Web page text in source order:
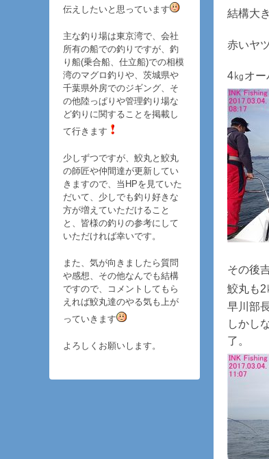
結構大
赤いヤ
4㎏オー
その後
鮫丸も2
早川部
しかし
了。
伝えしたいと思っています
主な釣り場は東京湾で、会社
所有の船での釣りですが、釣
り船(乗合船、仕立船)での相模
湾のマグロ釣りや、茨城県や
千葉県外房でのジギング、そ
の他陸っぱりや管理釣り場な
ど釣りに関することを掲載し
て行きます
少しずつですが、鮫丸と鮫丸
の師匠や仲間達が更新してい
きますので、当HPを見ていた
だいて、少しでも釣り好きな
方が増えていただけること
と、皆様の釣りの参考にして
いただければ幸いです。
また、気が向きましたら質問
や感想、その他なんでも結構
ですので、コメントしてもら
えれば鮫丸達のやる気も上が
っていきます
よろしくお願いします。